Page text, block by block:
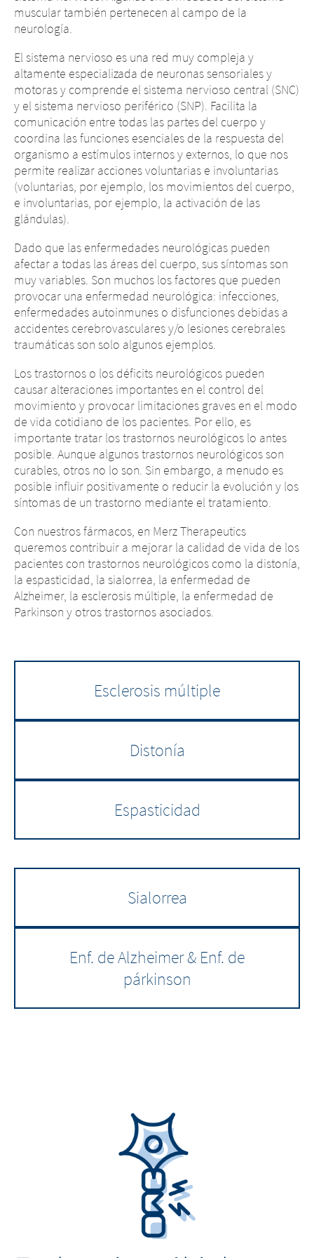
muscular también pertenecen al campo de la
neurología.
El sistema nervioso es una red muy compleja y
altamente especializada de neuronas sensoriales y
motoras y comprende el sistema nervioso central (SNC)
y el sistema nervioso periférico (SNP). Facilita la
comunicación entre todas las partes del cuerpo y
coordina las funciones esenciales de la respuesta del
organismo a estímulos internos y externos, lo que nos
permite realizar acciones voluntarias e involuntarias
(voluntarias, por ejemplo, los movimientos del cuerpo,
e involuntarias, por ejemplo, la activación de las
glándulas).
Dado que las enfermedades neurológicas pueden
afectar a todas las áreas del cuerpo, sus síntomas son
muy variables. Son muchos los factores que pueden
provocar una enfermedad neurológica: infecciones,
enfermedades autoinmunes o disfunciones debidas a
accidentes cerebrovasculares y/o lesiones cerebrales
traumáticas son solo algunos ejemplos.
Los trastornos o los déficits neurológicos pueden
causar alteraciones importantes en el control del
movimiento y provocar limitaciones graves en el modo
de vida cotidiano de los pacientes. Por ello, es
importante tratar los trastornos neurológicos lo antes
posible. Aunque algunos trastornos neurológicos son
curables, otros no lo son. Sin embargo, a menudo es
posible influir positivamente o reducir la evolución y los
síntomas de un trastorno mediante el tratamiento.
Con nuestros fármacos, en Merz Therapeutics
queremos contribuir a mejorar la calidad de vida de los
pacientes con trastornos neurológicos como la distonía,
la espasticidad, la sialorrea, la enfermedad de
Alzheimer, la esclerosis múltiple, la enfermedad de
Parkinson y otros trastornos asociados.
Esclerosis múltiple
Distonía
Espasticidad
Sialorrea
Enf. de Alzheimer & Enf. de
párkinson